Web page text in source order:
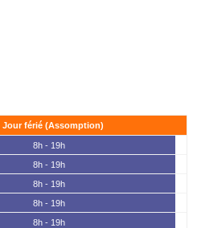
Jour férié (Assomption)
8h - 19h
8h - 19h
8h - 19h
8h - 19h
8h - 19h